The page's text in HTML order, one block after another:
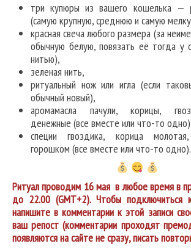
три купюры из вашего кошелька —
(самую крупную, среднюю и самую
красная свеча любого размера (за
обычную белую, повязать её тогда у
нитью),
зеленая нить,
ритуальный нож или игла (если
обычный новый),
аромамасла пачули, корицы,
денежные (все вместе или что-то
специи гвоздика, корица
горошком (все вместе или что-то одно).
Ритуал проводим 16 мая в любое время в
до 22.00 (GMT+2). Чтобы подключиться
напишите в комментарии к этой записи
ваш репост (комментарии проходят
появляются на сайте не сразу, писать